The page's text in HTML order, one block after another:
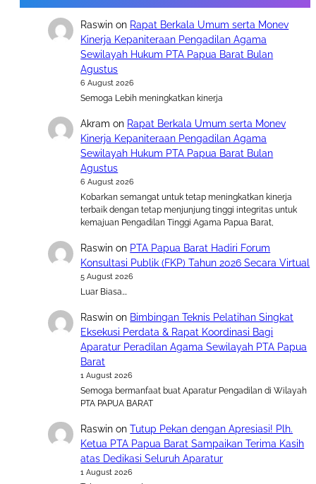
Raswin on Rapat Berkala Umum serta Monev
Kinerja Kepaniteraan Pengadilan Agama
Sewilayah Hukum PTA Papua Barat Bulan
Agustus
6 August 2026
Semoga Lebih meningkatkan kinerja
Akram on Rapat Berkala Umum serta Monev
Kinerja Kepaniteraan Pengadilan Agama
Sewilayah Hukum PTA Papua Barat Bulan
Agustus
6 August 2026
Kobarkan semangat untuk tetap meningkatkan kinerja
terbaik dengan tetap menjunjung tinggi integritas untuk
kemajuan Pengadilan Tinggi Agama Papua Barat,
Raswin on PTA Papua Barat Hadiri Forum
Konsultasi Publik (FKP) Tahun 2026 Secara Virtual
5 August 2026
Luar Biasa….
Raswin on Bimbingan Teknis Pelatihan Singkat
Eksekusi Perdata & Rapat Koordinasi Bagi
Aparatur Peradilan Agama Sewilayah PTA Papua
Barat
1 August 2026
Semoga bermanfaat buat Aparatur Pengadilan di Wilayah
PTA PAPUA BARAT
Raswin onTutup Pekan dengan Apresiasi! Plh.
Ketua PTA Papua Barat Sampaikan Terima Kasih
atas Dedikasi Seluruh Aparatur
1 August 2026